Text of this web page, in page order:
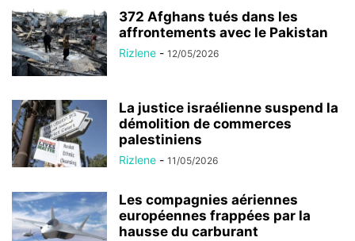
372 Afghans tués dans les
affrontements avec le Pakistan
Rizlene - 12/05/2026
La justice israélienne suspend la
démolition de commerces
palestiniens
Rizlene - 11/05/2026
Les compagnies aériennes
européennes frappées par la
hausse du carburant